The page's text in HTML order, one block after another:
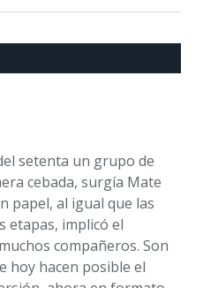
setenta un grupo de
cebada, surgía Mate
papel, al igual que las
etapas, implicó el
compañeros. Son
hoy hacen posible el